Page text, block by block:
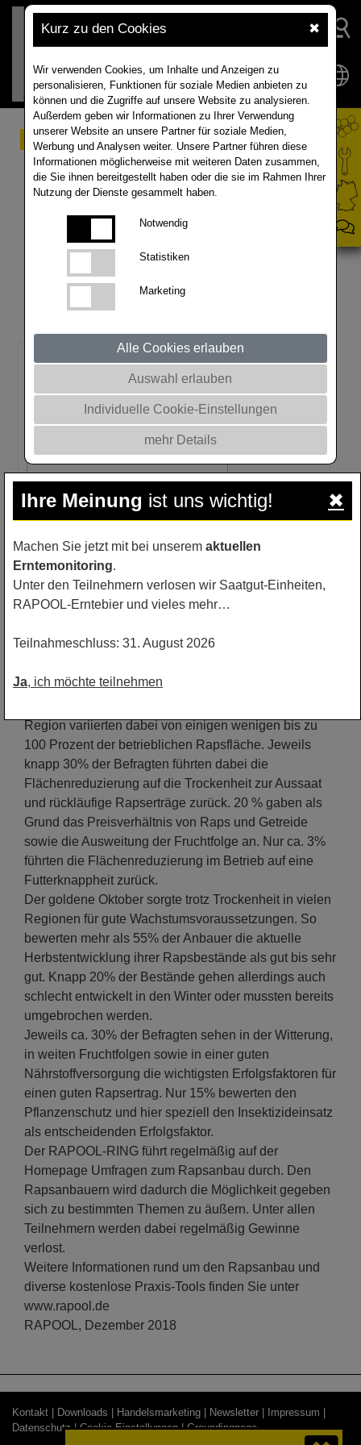
Kurz zu den Cookies ✖
Wir verwenden Cookies, um Inhalte und Anzeigen zu
personalisieren, Funktionen für soziale Medien anbieten zu
können und die Zugriffe auf unsere Website zu analysieren.
Außerdem geben wir Informationen zu Ihrer Verwendung
unserer Website an unsere Partner für soziale Medien,
Werbung und Analysen weiter. Unsere Partner führen diese
Informationen möglicherweise mit weiteren Daten zusammen,
die Sie ihnen bereitgestellt haben oder die sie im Rahmen Ihrer
Nutzung der Dienste gesammelt haben.
Notwendig
Statistiken
Marketing
Alle Cookies erlauben
Auswahl erlauben
Individuelle Cookie-Einstellungen
mehr Details
Umfrage: Rapsbestände
präsentieren sich in
diesem Herbst
überwiegend gut
An einer freiwilligen Umfrage auf der Homepage des
Saatgutanbieters RAPOOL-RING zur Rapsfläche und
zu den Erfolgsfaktoren im Rapsanbau haben in
diesem Herbst über 430 Landwirte teilgenommen.
Ein Teil der Befragten hat den Rapsanbau zur Aussaat
2018 erwartungsgemäß eingeschränkt. Jedoch
präsentieren sich die meisten Bestände in diesem
Insgesamt hat im bundesweiten Mittel ungefähr ein
Betrieb wurde dabei die Fläche im Durchschnitt um ca.
Region variierten dabei von einigen wenigen bis zu
100 Prozent der betrieblichen Rapsfläche. Jeweils
knapp 30% der Befragten führten dabei die
Flächenreduzierung auf die Trockenheit zur Aussaat
und rückläufige Rapserträge zurück. 20 % gaben als
Grund das Preisverhältnis von Raps und Getreide
sowie die Ausweitung der Fruchtfolge an. Nur ca. 3%
führten die Flächenreduzierung im Betrieb auf eine
Futterknappheit zurück.
Der goldene Oktober sorgte trotz Trockenheit in vielen
Regionen für gute Wachstumsvoraussetzungen. So
bewerten mehr als 55% der Anbauer die aktuelle
Herbstentwicklung ihrer Rapsbestände als gut bis sehr
gut. Knapp 20% der Bestände gehen allerdings auch
schlecht entwickelt in den Winter oder mussten bereits
umgebrochen werden.
Jeweils ca. 30% der Befragten sehen in der Witterung,
in weiten Fruchtfolgen sowie in einer guten
Nährstoffversorgung die wichtigsten Erfolgsfaktoren für
einen guten Rapsertrag. Nur 15% bewerten den
Pflanzenschutz und hier speziell den Insektizideinsatz
als entscheidenden Erfolgsfaktor.
Der RAPOOL-RING führt regelmäßig auf der
Homepage Umfragen zum Rapsanbau durch. Den
Rapsanbauern wird dadurch die Möglichkeit gegeben
sich zu bestimmten Themen zu äußern. Unter allen
Teilnehmern werden dabei regelmäßig Gewinne
verlost.
Weitere Informationen rund um den Rapsanbau und
diverse kostenlose Praxis-Tools finden Sie unter
www.rapool.de
RAPOOL, Dezember 2018
Ihre Meinung ist uns wichtig! ✖
Machen Sie jetzt mit bei unserem aktuellen
Erntemonitoring.
Unter den Teilnehmern verlosen wir Saatgut-Einheiten,
RAPOOL-Erntebier und vieles mehr…
Teilnahmeschluss: 31. August 2026
Ja, ich möchte teilnehmen
Kontakt | Downloads | Handelsmarketing | Newsletter | Impressum |
Datenschutz |Cookie-Einstellungen| Groundingpage